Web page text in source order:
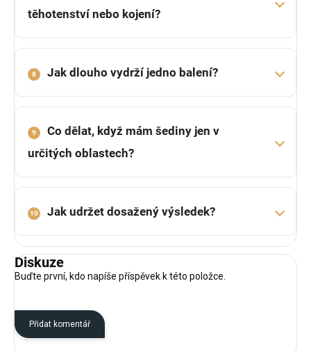
těhotenství nebo kojení?
8 Jak dlouho vydrží jedno balení?
9
Co dělat, když mám šediny jen v
určitých oblastech?
10 Jak udržet dosažený výsledek?
Diskuze
Buďte první, kdo napíše příspěvek k této položce.
Přidat komentář